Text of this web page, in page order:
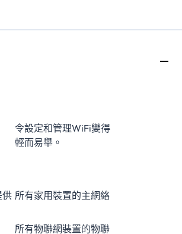
令設定和管理WiFi變得
輕而易舉。
供 所有家用裝置的主網絡
所有物聯網裝置的物聯